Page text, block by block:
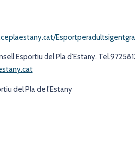
Esportiu del Pla d’Estany.
del Pla de l’Estany